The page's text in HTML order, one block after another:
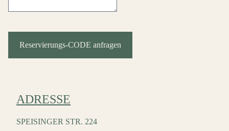
Reservierungs-CODE anfragen
ADRESSE
SPEISINGER STR. 224